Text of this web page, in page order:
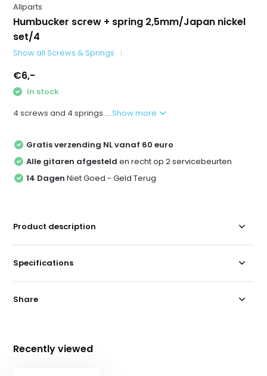
Allparts
Humbucker screw + spring 2,5mm/Japan nickel
set/4
Show all Screws & Springs
€6,-
In stock
4 screws and 4 springs....Show more
Gratis verzending NL vanaf 60 euro
Alle gitaren afgesteld en recht op 2 servicebeurten
14 Dagen Niet Goed - Geld Terug
Product description
Specifications
Share
Recently viewed